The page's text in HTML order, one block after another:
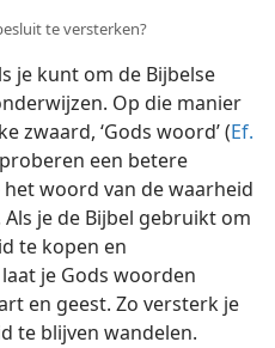
te versterken?
je kunt om de Bijbelse
Op die manier
zwaard, ‘Gods woord’ (Ef.
een betere
woord van de waarheid
Als je de Bijbel gebruikt om
te kopen en
je Gods woorden
en geest. Zo versterk je
te blijven wandelen.